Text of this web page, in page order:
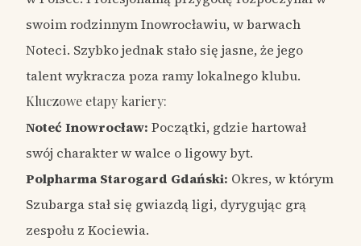
swoim rodzinnym Inowrocławiu, w barwach
Noteci. Szybko jednak stało się jasne, że jego
talent wykracza poza ramy lokalnego klubu.
Kluczowe etapy kariery:
Noteć Inowrocław: Początki, gdzie hartował
swój charakter w walce o ligowy byt.
Polpharma Starogard Gdański: Okres, w którym
Szubarga stał się gwiazdą ligi, dyrygując grą
zespołu z Kociewia.